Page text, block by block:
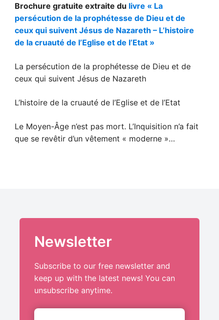
qui
suivent
Jésus
de
[Digital]
quantity
Brochure gratuite extraite du livre « La
persécution de la prophétesse de Dieu et de
ceux qui suivent Jésus de Nazareth – L’histoire
de la cruauté de l’Eglise et de l’Etat »
La persécution de la prophétesse de Dieu et de
ceux qui suivent Jésus de Nazareth
L’histoire de la cruauté de l’Eglise et de l’Etat
Le Moyen-Âge n’est pas mort. L’Inquisition n’a fait
que se revêtir d’un vêtement « moderne »…
Newsletter
Subscribe to our free newsletter and
keep up with the latest news! You can
unsubscribe anytime.